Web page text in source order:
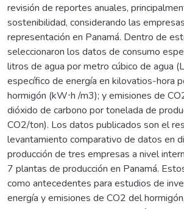
revisión de reportes anuales,
sostenibilidad, considerando las
representación en Panamá. Dentro de
seleccionaron los datos de consumo
litros de agua por metro cúbico de agua
específico de energía en kilovatios-hora
hormigón (kW⋅h /m3); y emisiones de
dióxido de carbono por tonelada de
CO2/ton). Los datos publicados son el
levantamiento comparativo de datos en
producción de tres empresas a nivel
7 plantas de producción en Panamá.
como antecedentes para estudios de
energía y emisiones de CO2 del